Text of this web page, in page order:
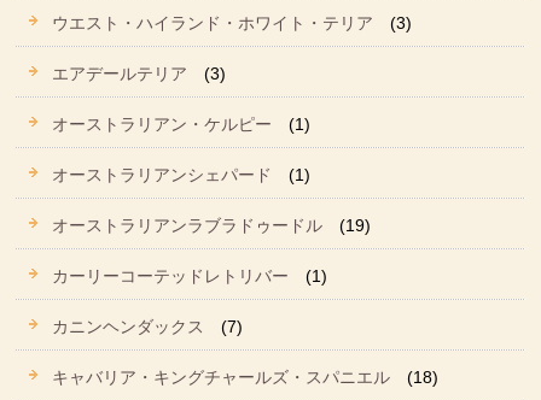
ウエスト・ハイランド・ホワイト・テリア (3)
エアデールテリア (3)
オーストラリアン・ケルピー (1)
オーストラリアンシェパード (1)
オーストラリアンラブラドゥードル (19)
カーリーコーテッドレトリバー (1)
カニンヘンダックス (7)
キャバリア・キングチャールズ・スパニエル (18)